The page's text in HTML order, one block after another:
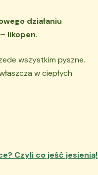
działaniu
likopen.
wszystkim pyszne.
w ciepłych
Czyli co jeść jesienią!